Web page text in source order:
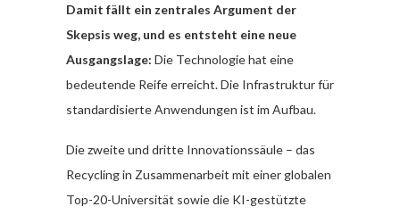
Damit fällt ein zentrales Argument der
Skepsis weg, und es entsteht eine neue
Ausgangslage: Die Technologie hat eine
bedeutende Reife erreicht. Die Infrastruktur für
standardisierte Anwendungen ist im Aufbau.
Die zweite und dritte Innovationssäule – das
Recycling in Zusammenarbeit mit einer globalen
Top-20-Universität sowie die KI-gestützte